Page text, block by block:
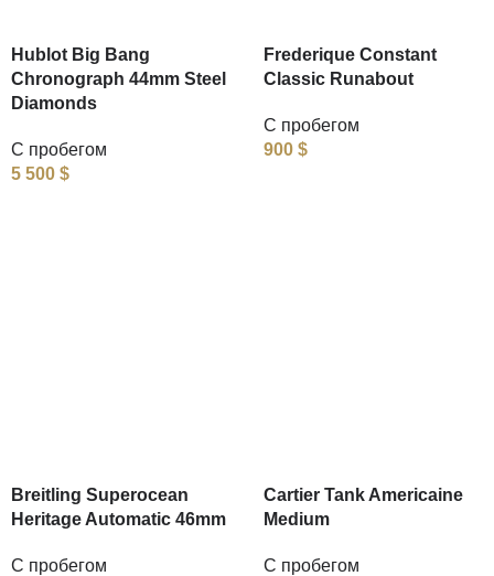
Hublot Big Bang
Chronograph 44mm Steel
Diamonds
С пробегом
5 500 $
Frederique Constant
Classic Runabout
С пробегом
900 $
Breitling Superocean
Heritage Automatic 46mm
С пробегом
Cartier Tank Americaine
Medium
С пробегом